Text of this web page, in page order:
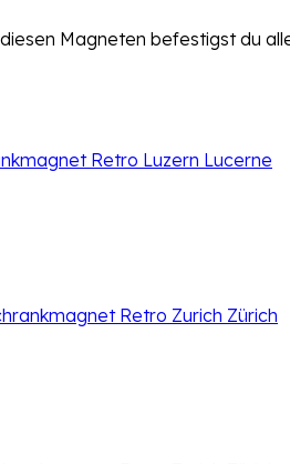
Magneten befestigst du